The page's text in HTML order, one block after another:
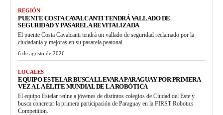
REGIÓN
PUENTE COSTA CAVALCANTI TENDRÁ VALLADO DE
SEGURIDAD Y PASARELA REVITALIZADA
El puente Costa Cavalcanti tendrá un vallado de seguridad reclamado por la
ciudadanía y mejoras en su pasarela peatonal.
6 de agosto de 2026
LOCALES
EQUIPO ESTELAR BUSCA LLEVAR A PARAGUAY POR PRIMERA
VEZ A LA ÉLITE MUNDIAL DE LA ROBÓTICA
El equipo Estelar reúne a jóvenes de distintos colegios de Ciudad del Este y
busca concretar la primera participación de Paraguay en la FIRST Robotics
Competition.